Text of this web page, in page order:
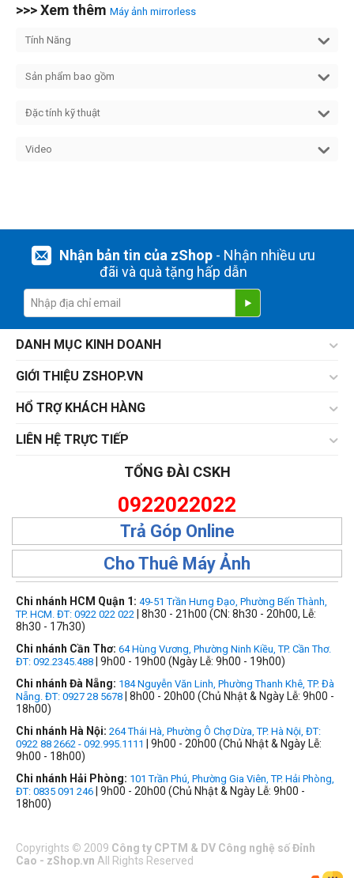
>>> Xem thêm Máy ảnh mirrorless
Tính Năng
Sản phẩm bao gồm
Đặc tính kỹ thuật
Video
Nhận bản tin của zShop- Nhận nhiều ưu
đãi và quà tặng hấp dẫn
DANH MỤC KINH DOANH
GIỚI THIỆU ZSHOP.VN
HỔ TRỢ KHÁCH HÀNG
LIÊN HỆ TRỰC TIẾP
TỔNG ĐÀI CSKH
0922022022
Trả Góp Online
Cho Thuê Máy Ảnh
Chi nhánh HCM Quận 1: 49-51 Trần Hưng Đạo, Phường Bến Thành,
TP. HCM. ĐT: 0922 022 022 | 8h30 - 21h00 (CN: 8h30 - 20h00, Lễ:
8h30 - 17h30)
Chi nhánh Cần Thơ: 64 Hùng Vương, Phường Ninh Kiều, TP. Cần Thơ.
ĐT: 092.2345.488 | 9h00 - 19h00 (Ngày Lễ: 9h00 - 19h00)
Chi nhánh Đà Nẵng: 184 Nguyễn Văn Linh, Phường Thanh Khê, TP. Đà
Nẵng. ĐT: 0927 28 5678 | 8h00 - 20h00 (Chủ Nhật & Ngày Lễ: 9h00 -
18h00)
Chi nhánh Hà Nội: 264 Thái Hà, Phường Ô Chợ Dừa, TP. Hà Nội, ĐT:
0922 88 2662 - 092.995.1111
| 9h00 - 20h00 (Chủ Nhật & Ngày Lễ:
9h00 - 18h00)
Chi nhánh Hải Phòng: 101 Trần Phú, Phường Gia Viên, TP. Hải Phòng,
ĐT: 0835 091 246 | 9h00 - 20h00 (Chủ Nhật & Ngày Lễ: 9h00 -
18h00)
Copyrights © 2009 Công ty CPTM & DV Công nghệ số Đỉnh
Cao - zShop.vn All Rights Reserved